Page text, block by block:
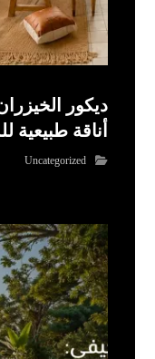
ديكور
أناقة طبيعية
Uncategorized